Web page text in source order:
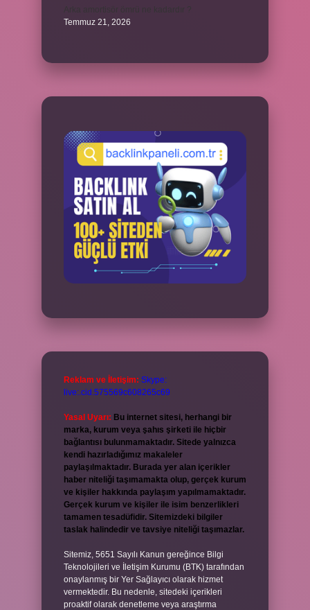
Temmuz 21, 2026
Reklam ve İletişim: Skype:
live:.cid.575569c608265c69
Yasal Uyarı: Bu internet sitesi, herhangi bir
marka, kurum veya şahıs şirketi ile hiçbir
bağlantısı bulunmamaktadır. Sitede yalnızca
kendi hazırladığımız makaleler
paylaşılmaktadır. Burada yer alan içerikler
haber niteliği taşımamakta olup, gerçek kurum
ve kişiler hakkında paylaşım yapılmamaktadır.
Gerçek kurum ve kişiler ile isim benzerlikleri
tamamen tesadüfidir. Sitemizdeki bilgiler
taslak halindedir ve tavsiye niteliği taşımazlar.
Sitemiz, 5651 Sayılı Kanun gereğince Bilgi
Teknolojileri ve İletişim Kurumu (BTK) tarafından
onaylanmış bir Yer Sağlayıcı olarak hizmet
vermektedir. Bu nedenle, sitedeki içerikleri
proaktif olarak denetleme veya araştırma